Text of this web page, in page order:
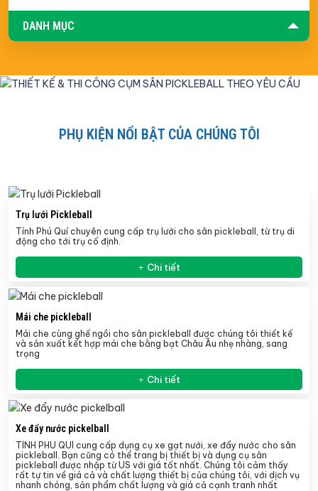
DANH MỤC
PHỤ KIỆN NỔI BẬT CỦA CHÚNG TÔI
Trụ lưới Pickleball
Tính Phú Quí chuyên cung cấp trụ lưới cho sân pickleball, từ trụ di
động cho tới trụ cố định.
Chi tiết
Mái che pickleball
Mái che cùng ghế ngồi cho sân pickleball được chúng tôi thiết kế
và sản xuất kết hợp mái che bằng bạt Châu Âu nhẹ nhàng, sang
trọng
Chi tiết
Xe đẩy nước pickelball
TÍNH PHÚ QUÍ cung cấp dụng cụ xe gạt nưới, xe đẩy nước cho sân
pickleball. Bạn cũng có thể trang bị thiết bị và dụng cụ sân
pickleball được nhập từ US với giá tốt nhất. Chúng tôi cảm thấy
rất tự tin về giá cả và chất lượng thiết bị của chúng tôi, với dịch vụ
nhanh chóng, sản phẩm chất lượng và giá cả cạnh tranh nhất